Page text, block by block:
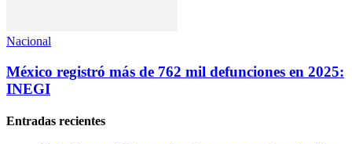
Nacional
México registró más de 762 mil defunciones en 2025:
INEGI
Entradas recientes